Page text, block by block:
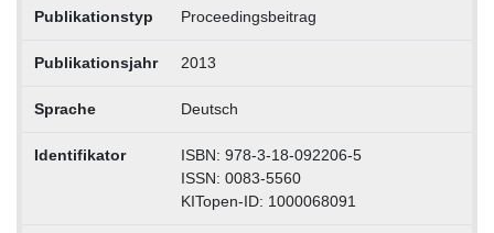
Publikationstyp Proceedingsbeitrag
Publikationsjahr 2013
Sprache Deutsch
Identifikator
ISBN: 978-3-18-092206-5
ISSN: 0083-5560
KITopen-ID: 1000068091